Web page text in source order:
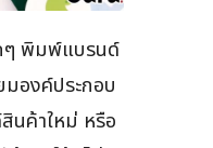
พิมพ์แบรนด์
องค์ประกอบ
นค้าใหม่ หรือ